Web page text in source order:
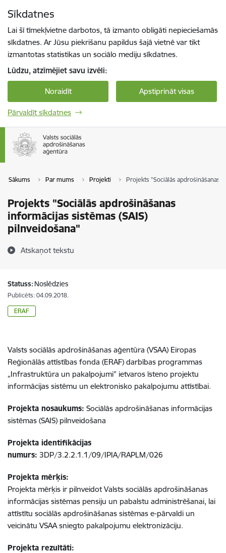
Sīkdatnes
Lai šī tīmekļvietne darbotos, tā izmanto obligāti nepieciešamās
sīkdatnes. Ar Jūsu piekrišanu papildus šajā vietnē var tikt
izmantotas statistikas un sociālo mediju sīkdatnes.
Lūdzu, atzīmējiet savu izvēli:
Noraidīt Apstiprināt visas
Pārvaldīt sīkdatnes
Sākums Par mums Projekti Projekts "Sociālās apdrošināšanas
Projekts "Sociālās apdrošināšanas
informācijas sistēmas (SAIS)
pilnveidošana"
Atskaņot tekstu
Statuss: Noslēdzies
Publicēts: 04.09.2018.
ERAF
Valsts sociālās apdrošināšanas aģentūra (VSAA) Eiropas
Reģionālās attīstības fonda (ERAF) darbības programmas
„Infrastruktūra un pakalpojumi” ietvaros īsteno projektu
informācijas sistēmu un elektronisko pakalpojumu attīstībai.
Projekta nosaukums: Sociālās apdrošināšanas informācijas
sistēmas (SAIS) pilnveidošana
Projekta identifikācijas
numurs: 3DP/3.2.2.1.1/09/IPIA/RAPLM/026
Projekta mērķis:
Projekta mērķis ir pilnveidot Valsts sociālās apdrošināšanas
informācijas sistēmas pensiju un pabalstu administrēšanai, lai
attīstītu sociālās apdrošināšanas sistēmas e-pārvaldi un
veicinātu VSAA sniegto pakalpojumu elektronizāciju.
Projekta rezultāti: